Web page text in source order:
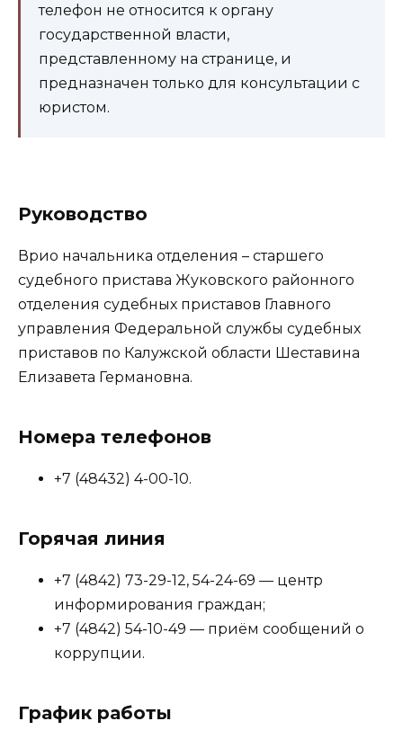
телефон не относится к органу
государственной власти,
представленному на странице, и
предназначен только для консультации с
юристом.
Руководство
Врио начальника отделения – старшего
судебного пристава Жуковского районного
отделения судебных приставов Главного
управления Федеральной службы судебных
приставов по Калужской области Шеставина
Елизавета Германовна.
Номера телефонов
+7 (48432) 4-00-10.
Горячая линия
+7 (4842) 73-29-12, 54-24-69 — центр
информирования граждан;
+7 (4842) 54-10-49 — приём сообщений о
коррупции.
График работы